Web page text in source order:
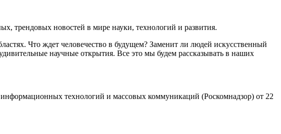
трендовых новостей в мире науки, технологий и развития.
Что ждет человечество в будущем? Заменит ли людей искусственный
научные открытия. Все это мы будем рассказывать в наших
технологий и массовых коммуникаций (Роскомнадзор) от 22